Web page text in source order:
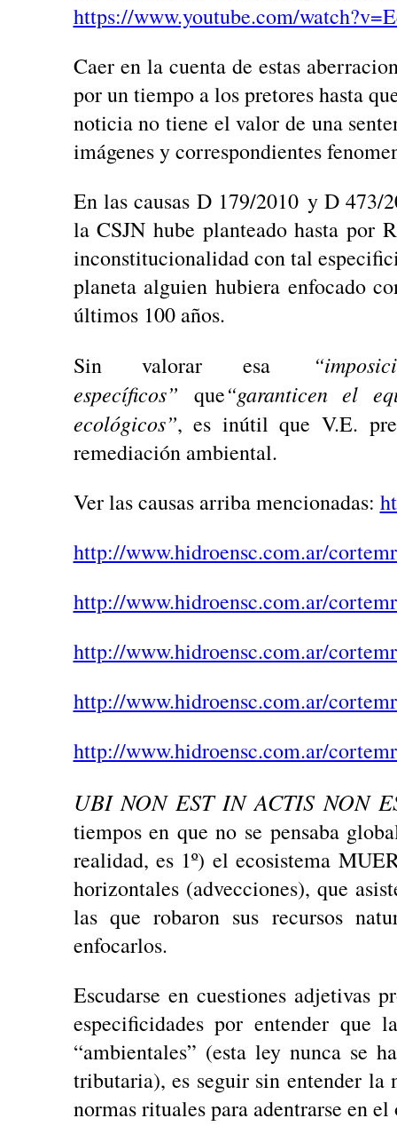
https://www.youtube.com/
Caer en la cuenta de estas
por un tiempo a los pretores hasta
noticia no tiene el valor de una
imágenes y correspondientes
En las causas D 179/2010 y D 473/
la CSJN hube planteado hasta por
inconstitucionalidad con tal
planeta alguien hubiera enfocado
últimos 100 años.
Sin valorar esa
específicos” que“garanticen el
ecológicos”, es inútil que V.E.
remediación ambiental.
Ver las causas arriba mencionadas:
http://www.hidroensc.com.ar/
http://www.hidroensc.com.ar/
http://www.hidroensc.com.ar/
http://www.hidroensc.com.ar/
http://www.hidroensc.com.ar/
UBI NON EST IN ACTIS NON
tiempos en que no se pensaba
realidad, es 1º) el ecosistema
horizontales (advecciones), que
las que robaron sus recursos
enfocarlos.
Escudarse en cuestiones adjetivas
especificidades por entender que
“ambientales” (esta ley nunca se
tributaria), es seguir sin entender
normas rituales para adentrarse en